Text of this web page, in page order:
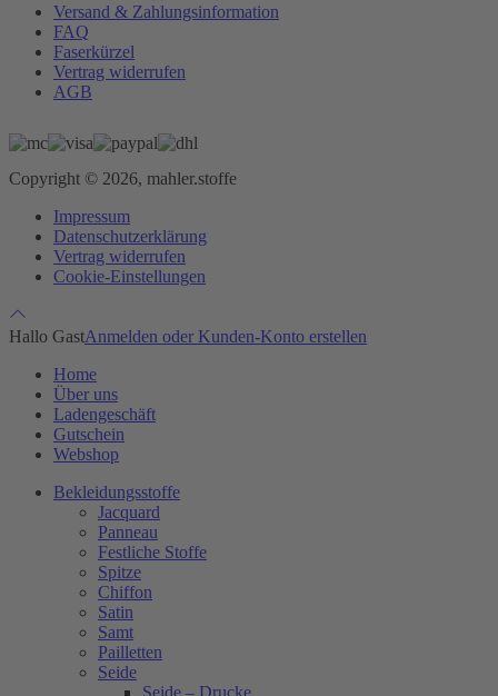
Versand & Zahlungsinformation
FAQ
Faserkürzel
Vertrag widerrufen
AGB
Copyright © 2026, mahler.stoffe
Impressum
Datenschutzerklärung
Vertrag widerrufen
Cookie-Einstellungen
Hallo GastAnmelden oder Kunden-Konto erstellen
Home
Über uns
Ladengeschäft
Gutschein
Webshop
Bekleidungsstoffe
Jacquard
Panneau
Festliche Stoffe
Spitze
Chiffon
Satin
Samt
Pailletten
Seide
Seide – Drucke